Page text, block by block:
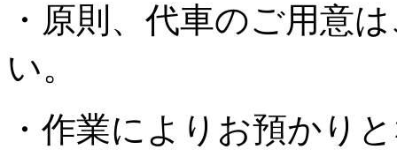
・原則、代車のご用意
い。
・作業によりお預かり